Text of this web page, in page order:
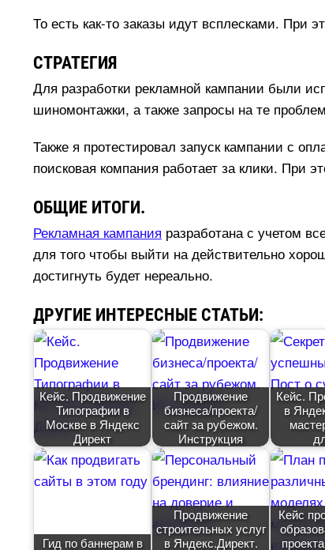
То есть как-то заказы идут всплесками. При
СТРАТЕГИЯ
Для разработки рекламной кампании были
шиномонтажки, а также запросы на те
Также я протестировал запуск кампании с
поисковая компания работает за клики. При
ОБЩИЕ ИТОГИ.
Рекламная кампания разработана с учетом
для того чтобы выйти на действительно
достигнуть будет нереально.
ДРУГИЕ ИНТЕРЕСНЫЕ СТАТЬИ:
Кейс. Продвижение
Типографии
Москве в Яндекс
Директ
Продвижение
изнеса/проекта/
сайт за рубежом.
Инструкция
Кейс.
Гид по баннерам
Продвижение
строительных услу
Яндекс.Директ.
Кейс